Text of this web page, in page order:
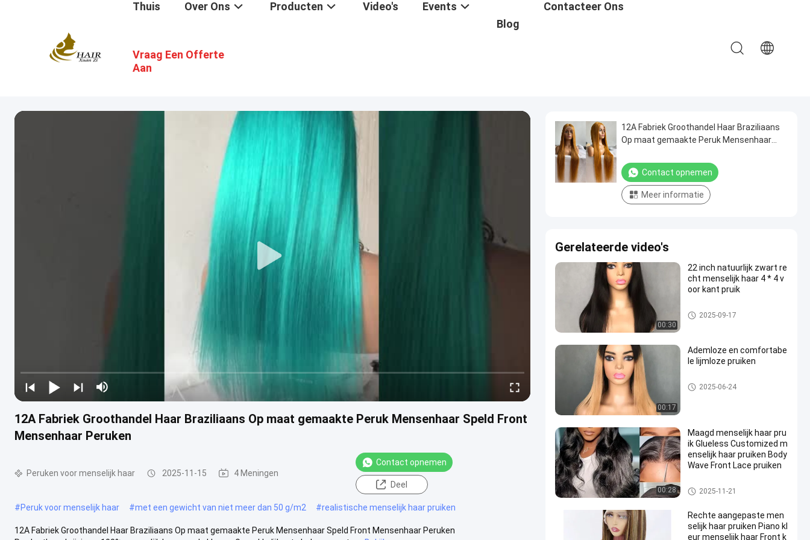
Thuis Over Ons Producten Video's
Events
Blog
Contacteer Ons
Vraag Een Offerte
Aan
12A Fabriek Groothandel Haar Braziliaans Op maat gemaakte Peruk Mensenhaar Speld Front
Mensenhaar Peruken
Peruken voor menselijk haar 2025-11-15 4 Meningen
Contact opnemen
Deel
#Peruk voor menselijk haar #met een gewicht van niet meer dan 50 g/m2 #realistische menselijk haar pruiken
12A Fabriek Groothandel Haar Braziliaans Op maat gemaakte Peruk Mensenhaar Speld Front Mensenhaar Peruken
12A Fabriek Groothandel Haar Braziliaans
Op maat gemaakte Peruk Mensenhaar
Contact opnemen
Meer informatie
Gerelateerde video's
00:30
22 inch natuurlijk zwart re
cht menselijk haar 4 * 4 v
oor kant pruik
De Pruik van het menselijk Ha
arkant
2025-09-17
00:17
Ademloze en comfortabe
le lijmloze pruiken
Peruken voor menselijk haar
2025-06-24
00:28
Maagd menselijk haar pru
ik Glueless Customized m
enselijk haar pruiken Body
Wave Front Lace pruiken
Peruken voor menselijk haar
2025-11-21
Rechte aangepaste men
selijk haar pruiken Piano kl
eur menselijk haar Front k